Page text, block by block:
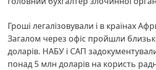
Гроші легалізовували і в країнах
Загалом через офіс пройшли
доларів. НАБУ і САП
понад 5 млн доларів на користь